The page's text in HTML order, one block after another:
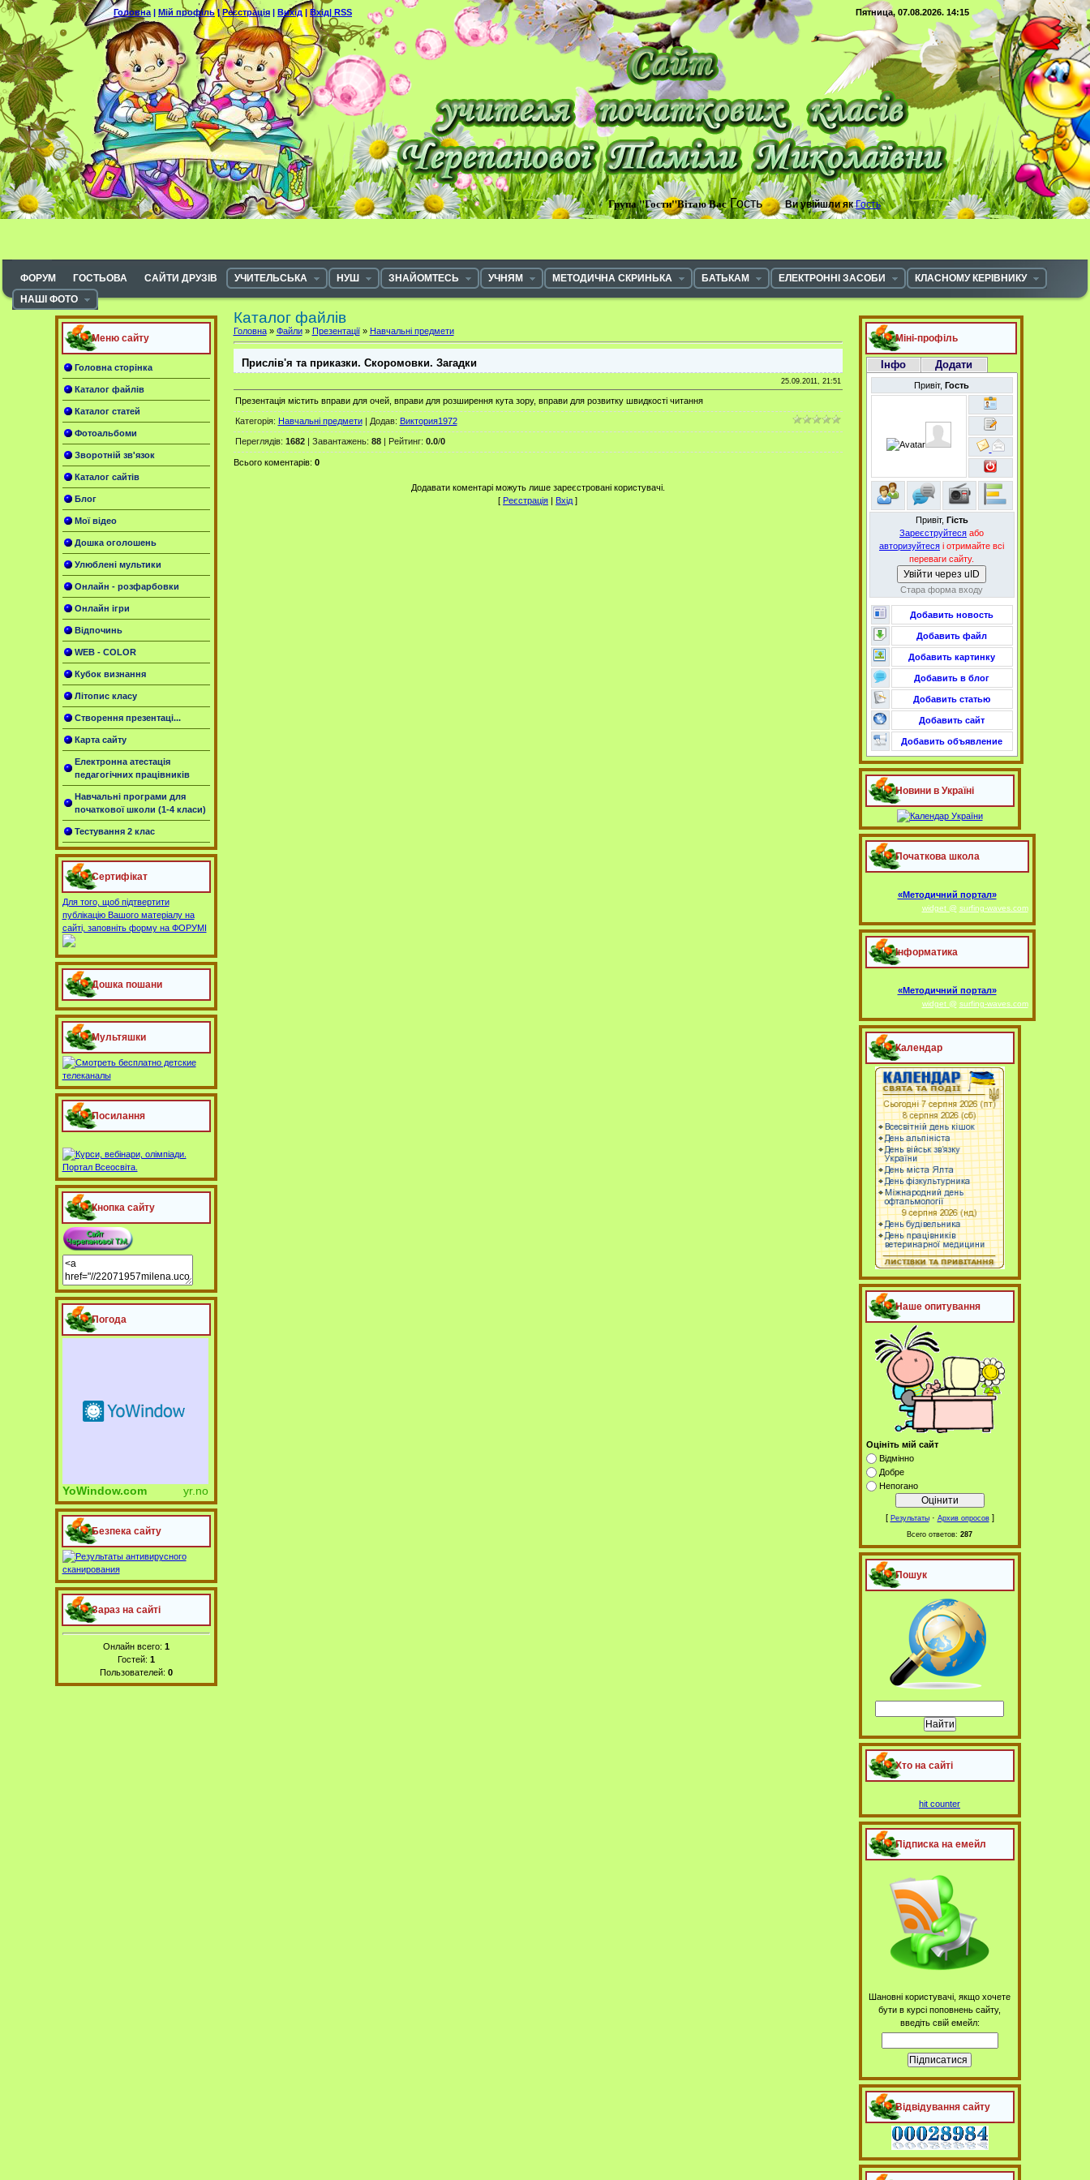
Головна | Мій профіль|Реєстрація | Вихід |Вхід| RSS Пятница, 07.08.2026. 14:15
Група "Гости"Вітаю ВасГость Ви увійшли як Гость
ФОРУМ ГОСТЬОВА САЙТИ ДРУЗІВ УЧИТЕЛЬСЬКА НУШ ЗНАЙОМТЕСЬ УЧНЯМ МЕТОДИЧНА СКРИНЬКА БАТЬКАМ ЕЛЕКТРОННІ ЗАСОБИ
КЛАСНОМУ КЕРІВНИКУ
НАШІ ФОТО
Меню сайту
Головна сторінка
Каталог файлів
Каталог статей
Фотоальбоми
Зворотній зв'язок
Каталог сайтів
Блог
Мої відео
Дошка оголошень
Улюблені мультики
Онлайн - розфарбовки
Онлайн ігри
Відпочинь
WEB - COLOR
Кубок визнання
Літопис класу
Створення презентаці...
Карта сайту
Електронна атестація
педагогічних працівників
Навчальні програми для
початкової школи (1-4 класи)
Тестування 2 клас
Сертифікат
Для того, щоб підтвертити
публікацію Вашого матеріалу на
сайті, заповніть форму на ФОРУМІ
Дошка пошани
Мультяшки
Посилання
Кнопка сайту
Погода
YoWindow.com yr.no
Безпека сайту
Зараз на сайті
Онлайн всего: 1
Гостей: 1
Пользователей: 0
Каталог файлів
Головна» Файли» Презентації» Навчальні предмети
Прислів'я та приказки. Скоромовки. Загадки
25.09.2011, 21:51
Презентація містить вправи для очей, вправи для розширення кута зору, вправи для розвитку швидкості читання
Категорія: Навчальні предмети| Додав: Виктория1972
Переглядів: 1682| Завантажень: 88| Рейтинг: 0.0/0
Всього коментарів: 0
Додавати коментарі можуть лише зареєстровані користувачі.
[ Реєстрація | Вхід ]
Міні-профіль
Інфо Додати
Привіт, Гость
Привіт, Гість
Зареєструйтеся або
авторизуйтеся і отримайте всі
переваги сайту.
Увійти через uID
Стара форма входу
Добавить новость
Добавить файл
Добавить картинку
Добавить в блог
Добавить статью
Добавить сайт
Добавить объявление
Новини в Україні
Початкова школа
«Методичний портал»
widget @ surfing-waves.com
Інформатика
«Методичний портал»
widget @ surfing-waves.com
Календар
Наше опитування
Оцініть мій сайт
Відмінно
Добре
Непогано
[ Результаты· Архив опросов]
Всего ответов: 287
Пошук
Хто на сайті
hit counter
Підписка на емейл
Шановні користувачі, якщо хочете
бути в курсі поповнень сайту,
введіть свій емейл:
Відвідування сайту